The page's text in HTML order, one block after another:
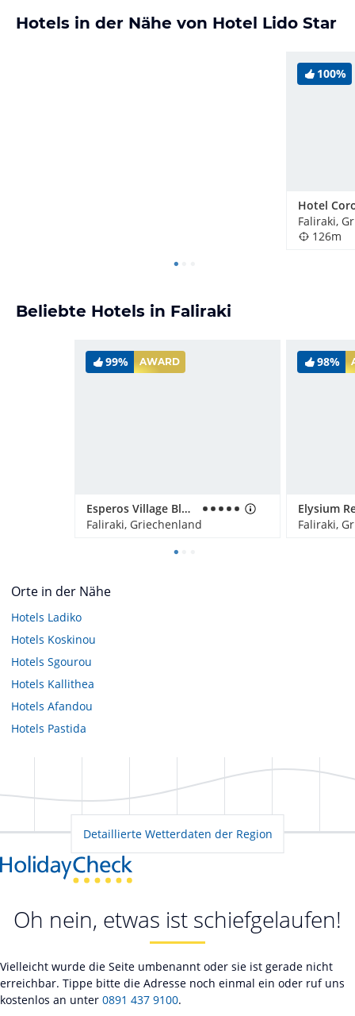
Hotels in der Nähe von Hotel Lido Star
100%
Hotel
Faliraki,
126m
Beliebte Hotels in Faliraki
99% AWARD
Esperos Village Blue & Spa - Adults only
Faliraki, Griechenland
98%
Faliraki,
Orte in der Nähe
Hotels Ladiko
Hotels Koskinou
Hotels Sgourou
Hotels Kallithea
Hotels Afandou
Hotels Pastida
Detaillierte Wetterdaten der Region
Oh nein, etwas ist schiefgelaufen!
Vielleicht wurde die Seite umbenannt oder sie ist gerade nicht
erreichbar. Tippe bitte die Adresse noch einmal ein oder ruf uns
kostenlos an unter 0891 437 9100.